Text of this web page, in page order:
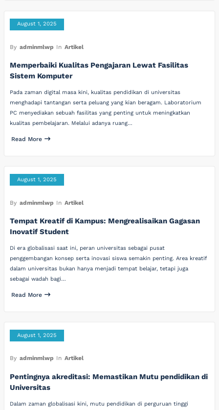
August 1, 2025
By adminmlwp In Artikel
Memperbaiki Kualitas Pengajaran Lewat Fasilitas
Sistem Komputer
Pada zaman digital masa kini, kualitas pendidikan di universitas
menghadapi tantangan serta peluang yang kian beragam. Laboratorium
PC menyediakan sebuah fasilitas yang penting untuk meningkatkan
kualitas pembelajaran. Melalui adanya ruang…
Read More
August 1, 2025
By adminmlwp In Artikel
Tempat Kreatif di Kampus: Mengrealisaikan Gagasan
Inovatif Student
Di era globalisasi saat ini, peran universitas sebagai pusat
penggembangan konsep serta inovasi siswa semakin penting. Area kreatif
dalam universitas bukan hanya menjadi tempat belajar, tetapi juga
sebagai wadah bagi…
Read More
August 1, 2025
By adminmlwp In Artikel
Pentingnya akreditasi: Memastikan Mutu pendidikan di
Universitas
Dalam zaman globalisasi kini, mutu pendidikan di perguruan tinggi